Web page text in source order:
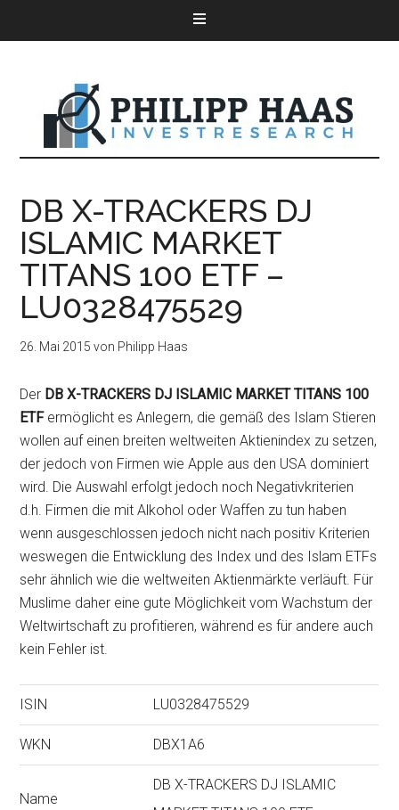
DB X-TRACKERS DJ
ISLAMIC MARKET
TITANS 100 ETF –
LU0328475529
26. Mai 2015 von Philipp Haas
Der DB X-TRACKERS DJ ISLAMIC MARKET TITANS 100
ETFermöglicht es Anlegern, die gemäß des Islam Stieren
wollen auf einen breiten weltweiten Aktienindex zu setzen,
der jedoch von Firmen wie Apple aus den USA dominiert
wird. Die Auswahl erfolgt jedoch noch Negativkriterien
d.h. Firmen die mit Alkohol oder Waffen zu tun haben
wenn ausgeschlossen jedoch nicht nach positiv Kriterien
weswegen die Entwicklung des Index und des Islam ETFs
sehr ähnlich wie die weltweiten Aktienmärkte verläuft. Für
Muslime daher eine gute Möglichkeit vom Wachstum der
Weltwirtschaft zu profitieren, während es für andere auch
kein Fehler ist.
ISIN LU0328475529
WKN DBX1A6
Name
DB X-TRACKERS DJ ISLAMIC